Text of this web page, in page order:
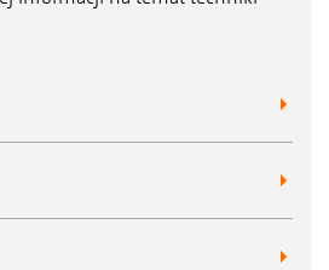
na ramie Cirrus